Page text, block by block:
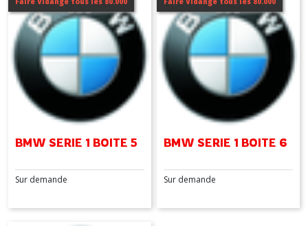
BMW SERIE 1 BOITE 5
Sur demande
BMW SERIE 1 BOITE 6
Sur demande
SERIE
2
(2)
SERIE
SERIE
SERIE